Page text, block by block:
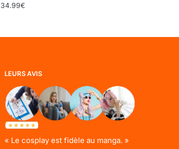
34.99€
LEURS AVIS
« Le cosplay est fidèle au manga. »